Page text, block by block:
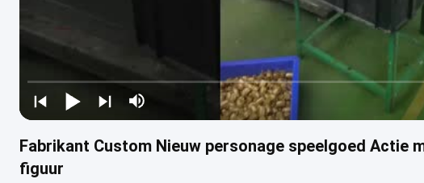
Fabrikant Custom Nieuw personage speelgoed Actie
figuur